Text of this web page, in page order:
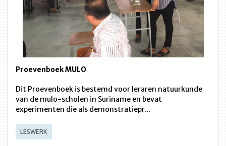
Proevenboek MULO
Dit Proevenboek is bestemd voor leraren natuurkunde
van de mulo-scholen in Suriname en bevat
experimenten die als demonstratiepr...
LESWERK